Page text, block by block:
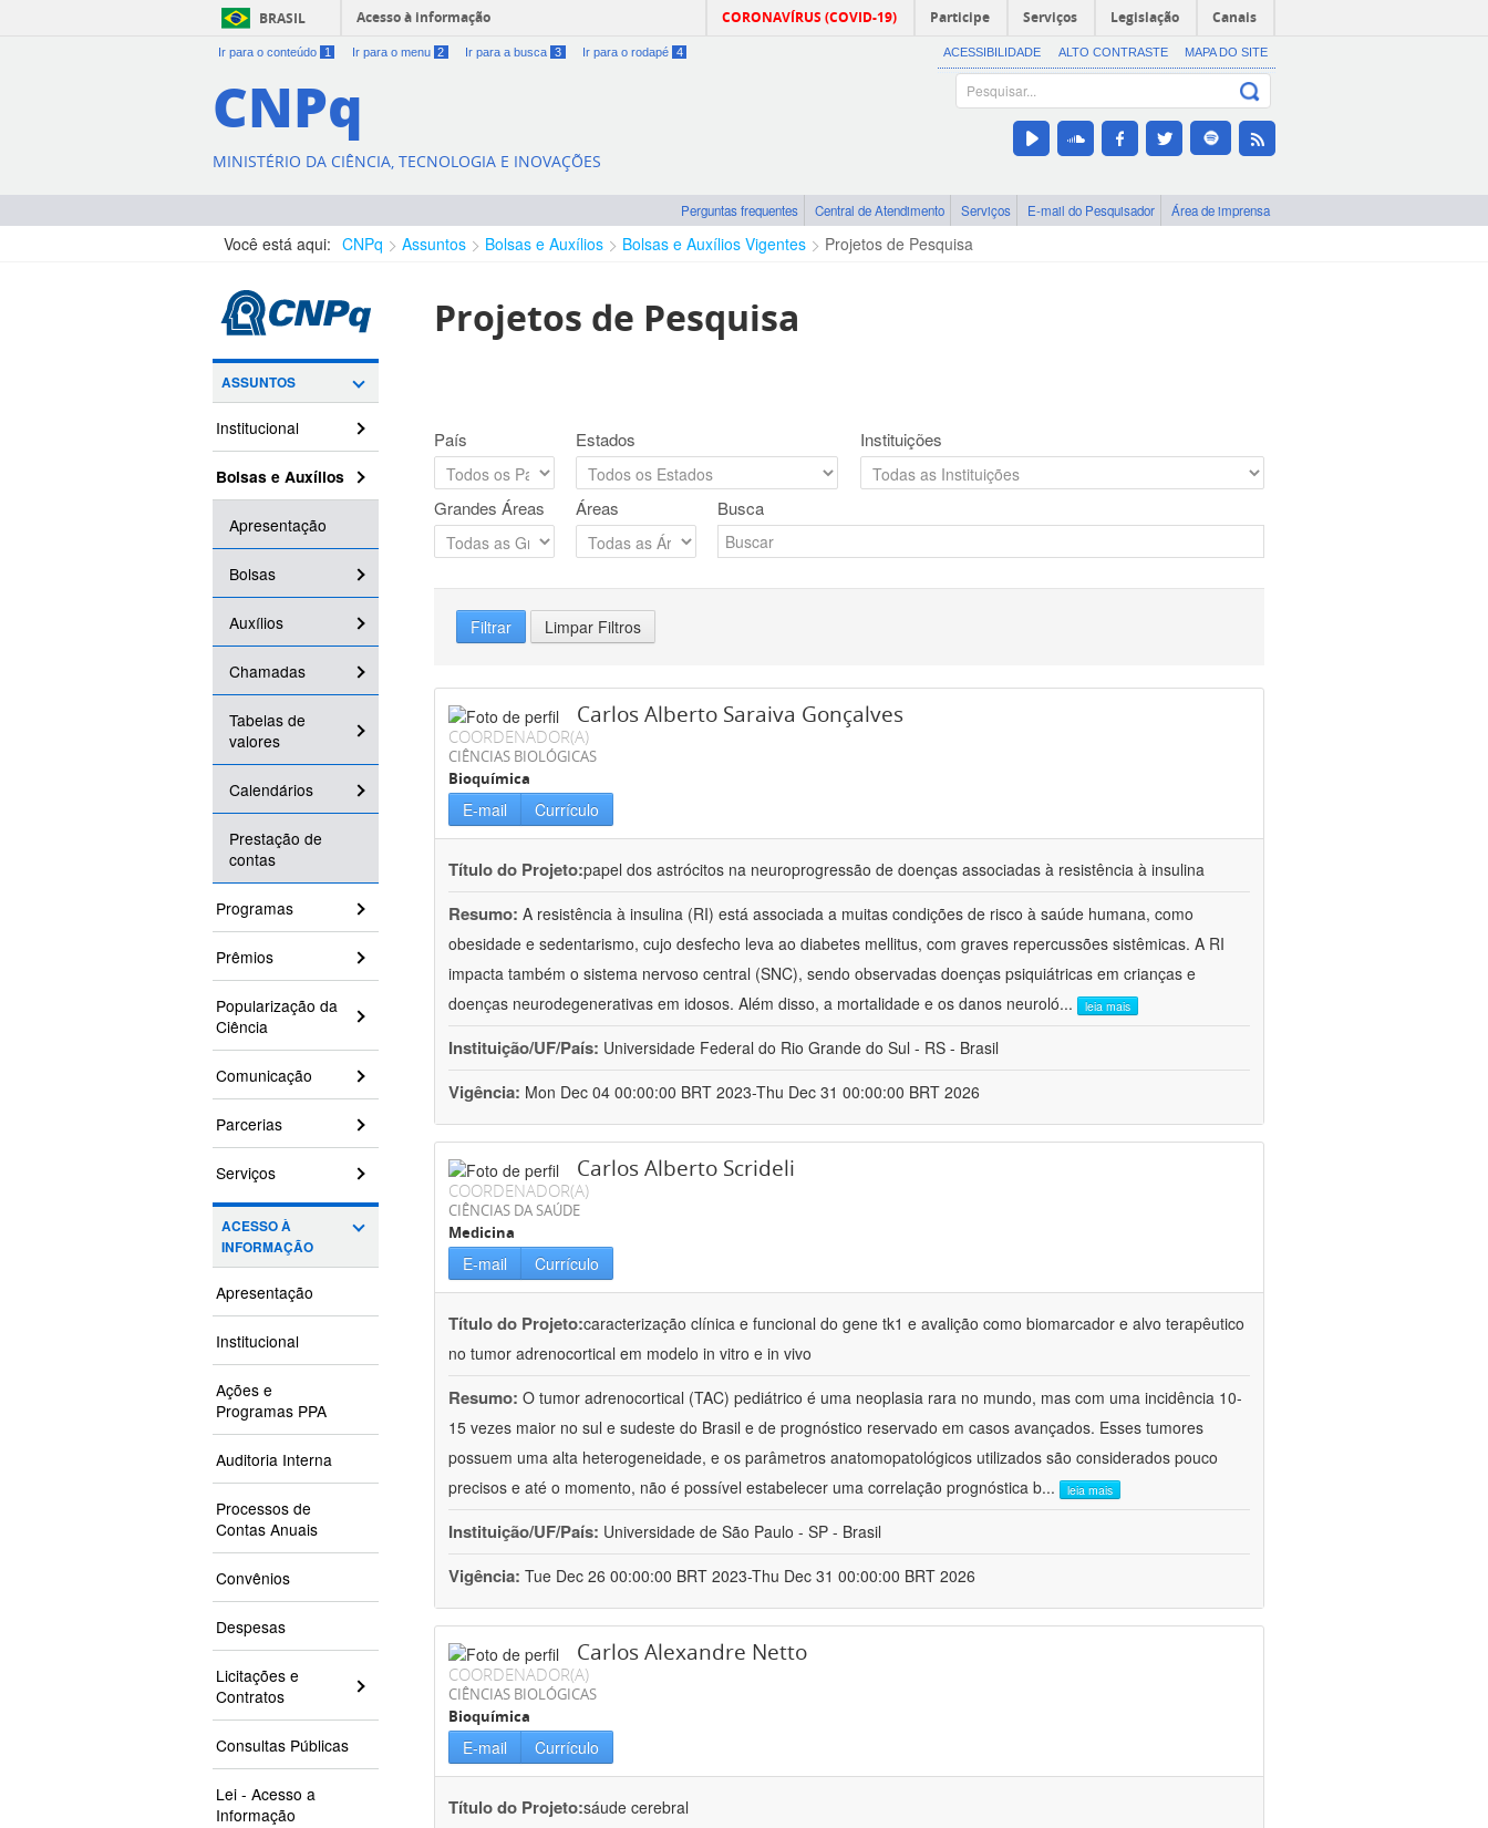
BRASIL Acesso à informação CORONAVÍRUS (COVID-19) Participe Serviços Legislação Canais
Ir para o conteúdo 1 Ir para o menu 2 Ir para a busca 3 Ir para o rodapé 4 ACESSIBILIDADE ALTO CONTRASTE MAPA DO SITE
CNPq
MINISTÉRIO DA CIÊNCIA, TECNOLOGIA E INOVAÇÕES
Perguntas frequentes Central de Atendimento Serviços E-mail do Pesquisador Área de imprensa
Você está aqui: CNPq Assuntos Bolsas e Auxílios Bolsas e Auxílios Vigentes Projetos de Pesquisa
ASSUNTOS
Institucional
Bolsas e Auxílios
Apresentação
Bolsas
Auxílios
Chamadas
Tabelas de
valores
Calendários
Prestação de
contas
Programas
Prêmios
Popularização da
Ciência
Comunicação
Parcerias
Serviços
ACESSO À
INFORMAÇÃO
Apresentação
Institucional
Ações e
Programas PPA
Auditoria Interna
Processos de
Contas Anuais
Convênios
Despesas
Licitações e
Contratos
Consultas Públicas
Lei - Acesso a
Informação
Projetos de Pesquisa
País Estados Instituições
Grandes Áreas Áreas Busca
Filtrar Limpar Filtros
Carlos Alberto Saraiva Gonçalves
COORDENADOR(A)
CIÊNCIAS BIOLÓGICAS
Bioquímica
E-mail Currículo
Título do Projeto:papel dos astrócitos na neuroprogressão de doenças associadas à resistência à insulina
Resumo: A resistência à insulina (RI) está associada a muitas condições de risco à saúde humana, como
obesidade e sedentarismo, cujo desfecho leva ao diabetes mellitus, com graves repercussões sistêmicas. A RI
impacta também o sistema nervoso central (SNC), sendo observadas doenças psiquiátricas em crianças e
doenças neurodegenerativas em idosos. Além disso, a mortalidade e os danos neuroló... leia mais
Instituição/UF/País: Universidade Federal do Rio Grande do Sul - RS - Brasil
Vigência: Mon Dec 04 00:00:00 BRT 2023-Thu Dec 31 00:00:00 BRT 2026
Carlos Alberto Scrideli
COORDENADOR(A)
CIÊNCIAS DA SAÚDE
Medicina
E-mail Currículo
Título do Projeto:caracterização clínica e funcional do gene tk1 e avalição como biomarcador e alvo terapêutico
no tumor adrenocortical em modelo in vitro e in vivo
Resumo: O tumor adrenocortical (TAC) pediátrico é uma neoplasia rara no mundo, mas com uma incidência 10-
15 vezes maior no sul e sudeste do Brasil e de prognóstico reservado em casos avançados. Esses tumores
possuem uma alta heterogeneidade, e os parâmetros anatomopatológicos utilizados são considerados pouco
precisos e até o momento, não é possível estabelecer uma correlação prognóstica b... leia mais
Instituição/UF/País: Universidade de São Paulo - SP - Brasil
Vigência: Tue Dec 26 00:00:00 BRT 2023-Thu Dec 31 00:00:00 BRT 2026
Carlos Alexandre Netto
COORDENADOR(A)
CIÊNCIAS BIOLÓGICAS
Bioquímica
E-mail Currículo
Título do Projeto:sáude cerebral